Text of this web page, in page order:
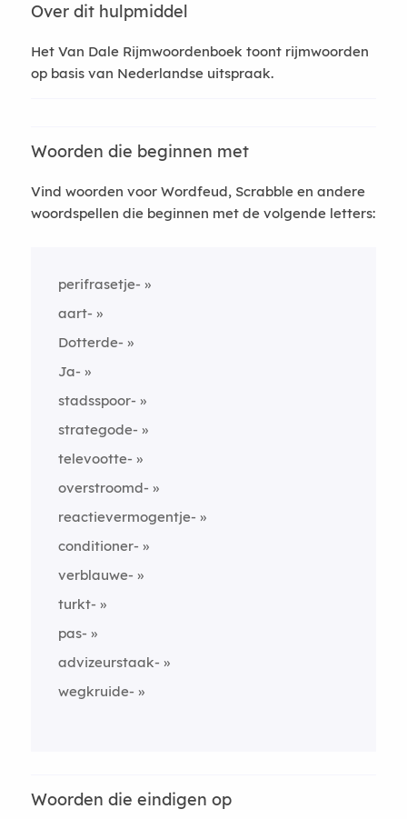
Over dit hulpmiddel
Het Van Dale Rijmwoordenboek toont rijmwoorden
op basis van Nederlandse uitspraak.
Woorden die beginnen met
Vind woorden voor Wordfeud, Scrabble en andere
woordspellen die beginnen met de volgende letters:
perifrasetje-
aart-
Dotterde-
Ja-
stadsspoor-
strategode-
televootte-
overstroomd-
reactievermogentje-
conditioner-
verblauwe-
turkt-
pas-
advizeurstaak-
wegkruide-
Woorden die eindigen op